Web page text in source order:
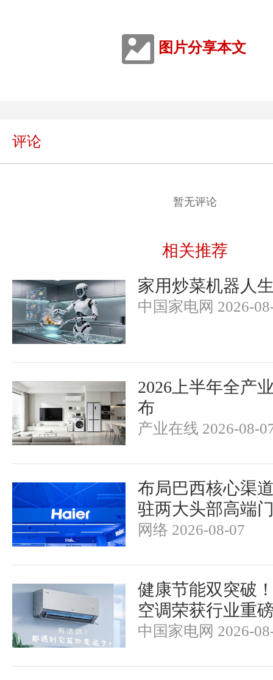
图片分享本文
评论
暂无评论
相关推荐
家用炒菜机器人
中国家电网 2026-
2026上半年全产
布
产业在线 2026-08-
布局巴西核心渠
驻两大头部高端
网络 2026-08-07
健康节能双突破
空调荣获行业重
中国家电网 2026-